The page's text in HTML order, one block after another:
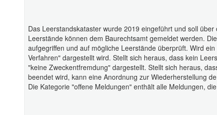
Das Leerstandskataster wurde 2019 eingeführt und soll
Leerstände können dem Baurechtsamt gemeldet werden.
aufgegriffen und auf mögliche Leerstände überprüft. Wird
Verfahren" dargestellt wird. Stellt sich heraus, dass kein
"keine Zweckentfremdung" dargestellt. Stellt sich heraus,
beendet wird, kann eine Anordnung zur Wiederherstellung
Die Kategorie "offene Meldungen" enthält alle Meldungen,